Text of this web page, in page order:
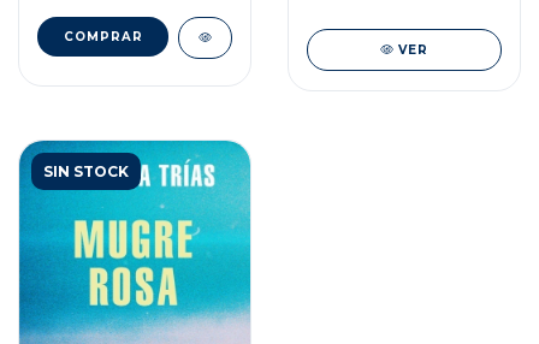
VER
SIN STOCK